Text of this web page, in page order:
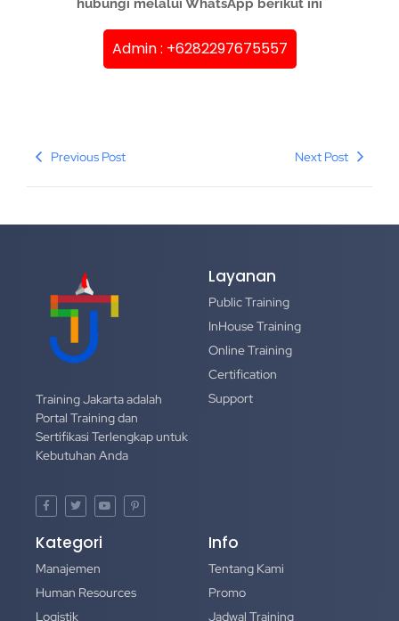
hubungi melalui WhatsApp berikut ini
Admin : +6282297675557
Previous Post Next Post
Training Jakarta adalah
Portal Training dan
Sertifikasi Terlengkap untuk
Kebutuhan Anda
Layanan
Public Training
InHouse Training
Online Training
Certification
Support
Kategori
Manajemen
Human Resources
Logistik
Info
Tentang Kami
Promo
Jadwal Training